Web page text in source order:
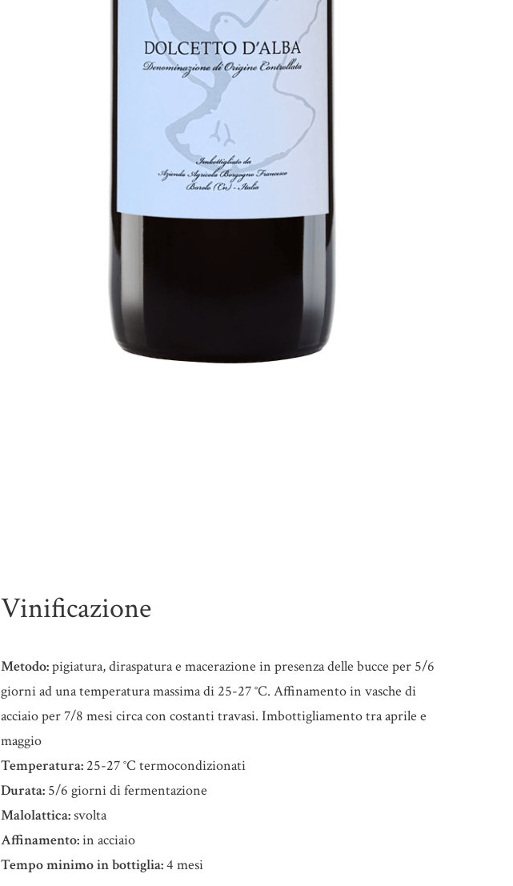
Vinificazione
Metodo:pigiatura, diraspatura e macerazione in presenza delle bucce per 5/6
giorni ad una temperatura massima di 25-27 °C. Affinamento in vasche di
acciaio per 7/8 mesi circa con costanti travasi. Imbottigliamento tra aprile e
maggio
Temperatura:25-27 °C termocondizionati
Durata:5/6 giorni di fermentazione
Malolattica:svolta
Affinamento:in acciaio
Tempo minimo in bottiglia:4 mesi